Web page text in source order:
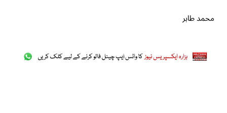
محمد طاہر